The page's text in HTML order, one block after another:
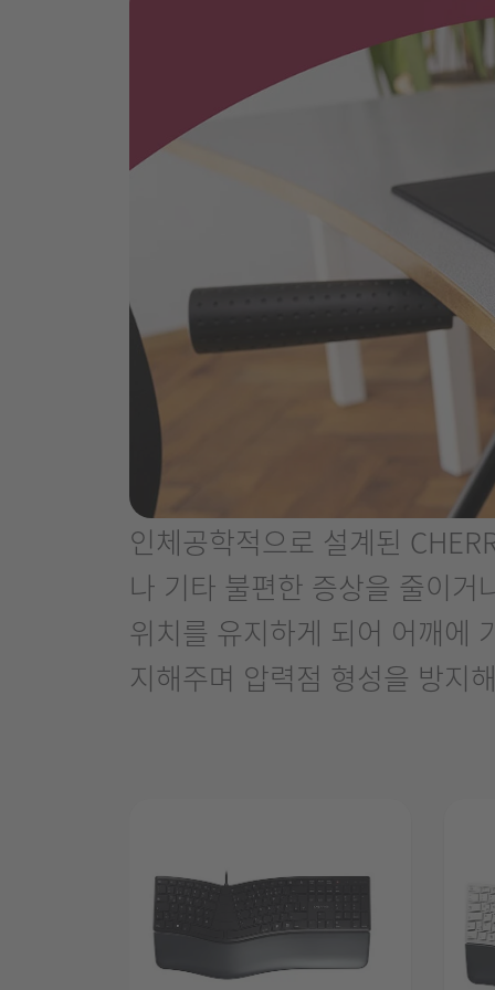
인체공학적으로 설계된
나 기타 불편한 증상을 줄이
위치를 유지하게 되어 어깨에
지해주며 압력점 형성을 방지